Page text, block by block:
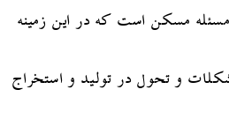
مسکن است که در این زمینه
و تحول در تولید و استخراج